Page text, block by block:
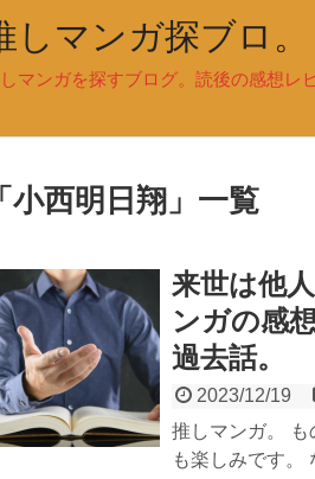
しマンガ探ブロ。
マンガを探すブログ。読後の感想レ
「 小西明日翔 」 一覧
来世は他
ンガの感
過去話。
2023/12/19
推しマンガ。
も楽しみです。